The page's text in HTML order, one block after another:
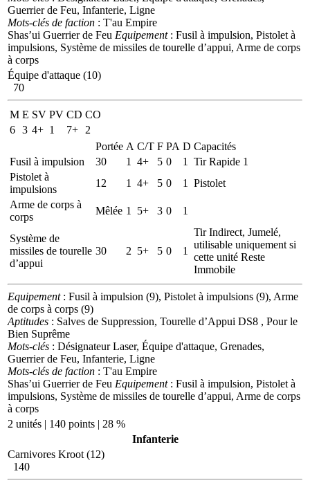
Guerrier de Feu, Infanterie, Ligne
Mots-clés de faction : T'au Empire
Shas’ui Guerrier de Feu Equipement: Fusil à impulsion, Pistolet à
impulsions, Système de missiles de tourelle d’appui, Arme de corps
à corps
Équipe d'attaque (10)
70
M E SV PV CD CO
6 3 4+ 1 7+
2
Portée A C/T F PA D Capacités
Fusil à impulsion
30 1 4+ 5 0 1
Tir Rapide 1
Pistolet à
impulsions
12 1 4+ 5 0 1
Pistolet
Arme de corps à
corps
Mêlée 1 5+ 3 0 1
Système de
missiles de tourelle
d’appui
30 2 5+ 5 0 1
Tir Indirect, Jumelé,
utilisable uniquement si
cette unité Reste
Immobile
Equipement: Fusil à impulsion (9), Pistolet à impulsions (9), Arme
de corps à corps (9)
Aptitudes : Salves de Suppression, Tourelle d’Appui DS8 , Pour le
Bien Suprême
Mots-clés : Désignateur Laser, Équipe d'attaque, Grenades,
Guerrier de Feu, Infanterie, Ligne
Mots-clés de faction : T'au Empire
Shas’ui Guerrier de Feu Equipement: Fusil à impulsion, Pistolet à
impulsions, Système de missiles de tourelle d’appui, Arme de corps
à corps
2 unités | 140 points | 28 %
Infanterie
Carnivores Kroot (12)
140